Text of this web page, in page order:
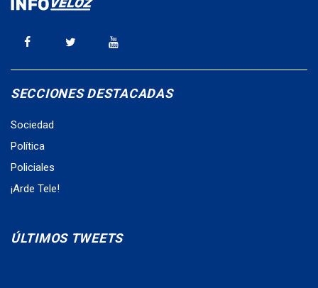
SECCIONES DESTACADAS
Sociedad
Política
Policiales
¡Arde Tele!
ÚLTIMOS TWEETS